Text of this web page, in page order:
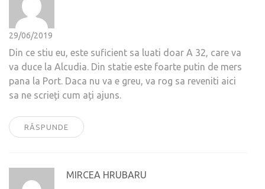
29/06/2019
Din ce stiu eu, este suficient sa luati doar A 32, care va
va duce la Alcudia. Din statie este foarte putin de mers
pana la Port. Daca nu va e greu, va rog sa reveniti aici
sa ne scrieți cum ați ajuns.
RĂSPUNDE
MIRCEA HRUBARU